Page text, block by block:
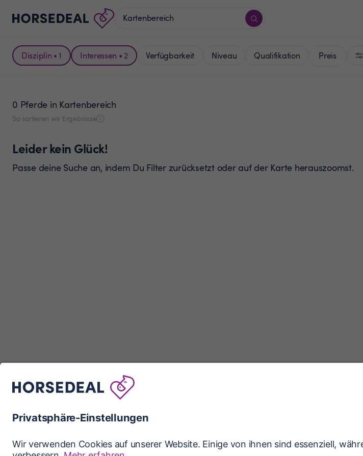
Disziplin • 1 Interessen • 2 Verfügbarkeit Niveau Qualifikation Preis
0 Pferde in Kartenbereich
So sortieren wir Ergebnisse
Leider kein Glück!
Passe deine Suche an, indem Du Filter zurücksetzt oder auf der Karte herauszoomst.